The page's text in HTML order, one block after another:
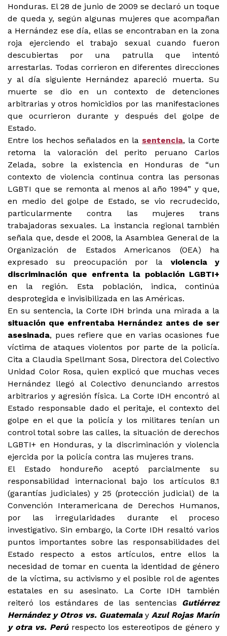
Honduras. El 28 de junio de 2009 se declaró un toque
de queda y, según algunas mujeres que acompañan
a Hernández ese día, ellas se encontraban en la zona
roja ejerciendo el trabajo sexual cuando fueron
descubiertas por una patrulla que intentó
arrestarlas. Todas corrieron en diferentes direcciones
y al día siguiente Hernández apareció muerta. Su
muerte se dio en un contexto de detenciones
arbitrarias y otros homicidios por las manifestaciones
que ocurrieron durante y después del golpe de
Estado.
Entre los hechos señalados en la sentencia, la Corte
retoma la valoración del perito peruano Carlos
Zelada, sobre la existencia en Honduras de “un
contexto de violencia continua contra las personas
LGBTI que se remonta al menos al año 1994” y que,
en medio del golpe de Estado, se vio recrudecido,
particularmente contra las mujeres trans
trabajadoras sexuales. La instancia regional también
señala que, desde el 2008, la Asamblea General de la
Organización de Estados Americanos (OEA) ha
expresado su preocupación por la violencia y
discriminación que enfrenta la población LGBTI+
en la región. Esta población, indica, continúa
desprotegida e invisibilizada en las Américas.
En su sentencia, la Corte IDH brinda una mirada a la
situación que enfrentaba Hernández antes de ser
asesinada, pues refiere que en varias ocasiones fue
víctima de ataques violentos por parte de la policía.
Cita a Claudia Spellmant Sosa, Directora del Colectivo
Unidad Color Rosa, quien explicó que muchas veces
Hernández llegó al Colectivo denunciando arrestos
arbitrarios y agresión física. La Corte IDH encontró al
Estado responsable dado el peritaje, el contexto del
golpe en el que la policía y los militares tenían un
control total sobre las calles, la situación de derechos
LGBTI+ en Honduras, y la discriminación y violencia
ejercida por la policía contra las mujeres trans.
El Estado hondureño aceptó parcialmente su
responsabilidad internacional bajo los artículos 8.1
(garantías judiciales) y 25 (protección judicial) de la
Convención Interamericana de Derechos Humanos,
por las irregularidades durante el proceso
investigativo. Sin embargo, la Corte IDH resaltó varios
puntos importantes sobre las responsabilidades del
Estado respecto a estos artículos, entre ellos la
necesidad de tomar en cuenta la identidad de género
de la víctima, su activismo y el posible rol de agentes
estatales en su asesinato. La Corte IDH también
reiteró los estándares de las sentencias Gutiérrez
Hernández y Otros vs. Guatemalay Azul Rojas Marín
y otra vs. Perúrespecto los estereotipos de género y